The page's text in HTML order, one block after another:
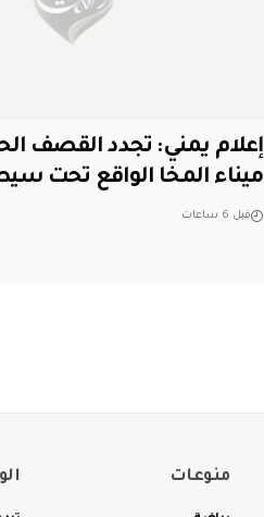
إعلام يمني: تجدد القصف
ميناء المخا الواقع تحت
قبل 6 ساعات
منوعات